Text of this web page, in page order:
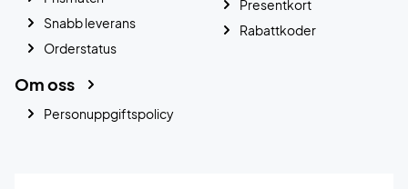
Snabb leverans
Orderstatus
Presentkort
Rabattkoder
Om oss
Personuppgiftspolicy